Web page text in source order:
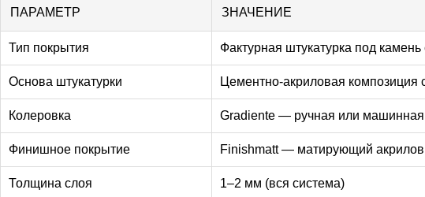
ПАРАМЕТР ЗНАЧЕНИЕ
Тип покрытия Фактурная штукатурка под
Основа штукатурки Цементно-акриловая
Колеровка Gradiente — ручная или
Финишное покрытие Finishmatt — матирующий
Толщина слоя 1–2 мм (вся система)